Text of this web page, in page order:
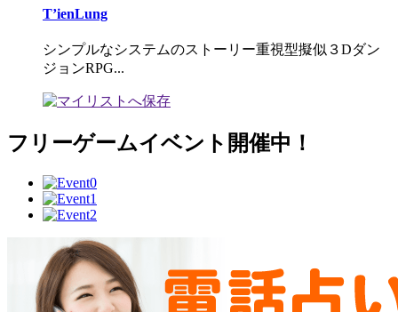
T’ienLung
シンプルなシステムのストーリー重視型擬似３Dダン
ジョンRPG...
フリーゲームイベント開催中！